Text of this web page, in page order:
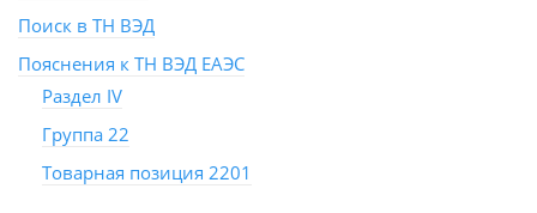
Поиск в ТН ВЭД
Пояснения к ТН ВЭД ЕАЭС
Раздел IV
Группа 22
Товарная позиция 2201